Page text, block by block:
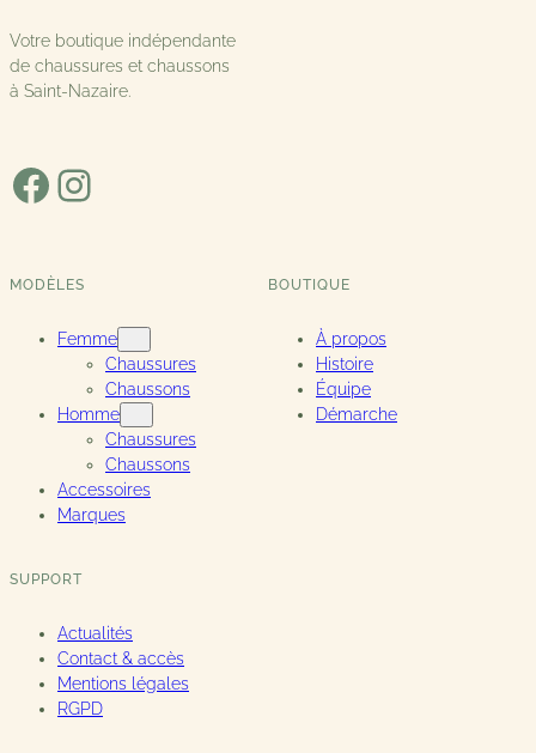
Votre boutique indépendante
de chaussures et chaussons
à Saint-Nazaire.
Facebook Instagram
MODÈLES
Femme
Chaussures
Chaussons
Homme
Chaussures
Chaussons
Accessoires
Marques
BOUTIQUE
À propos
Histoire
Équipe
Démarche
SUPPORT
Actualités
Contact & accès
Mentions légales
RGPD